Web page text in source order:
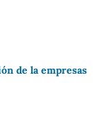
de la empresas